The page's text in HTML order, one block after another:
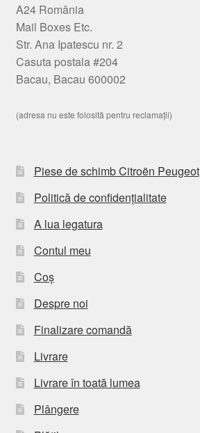
A24 România
Mail Boxes Etc.
Str. Ana Ipatescu nr. 2
Casuta postala #204
Bacau, Bacau 600002
(adresa nu este folosită pentru reclamații)
Piese de schimb Citroën Peugeot
Politică de confidențialitate
A lua legatura
Contul meu
Coș
Despre noi
Finalizare comandă
Livrare
Livrare în toată lumea
Plângere